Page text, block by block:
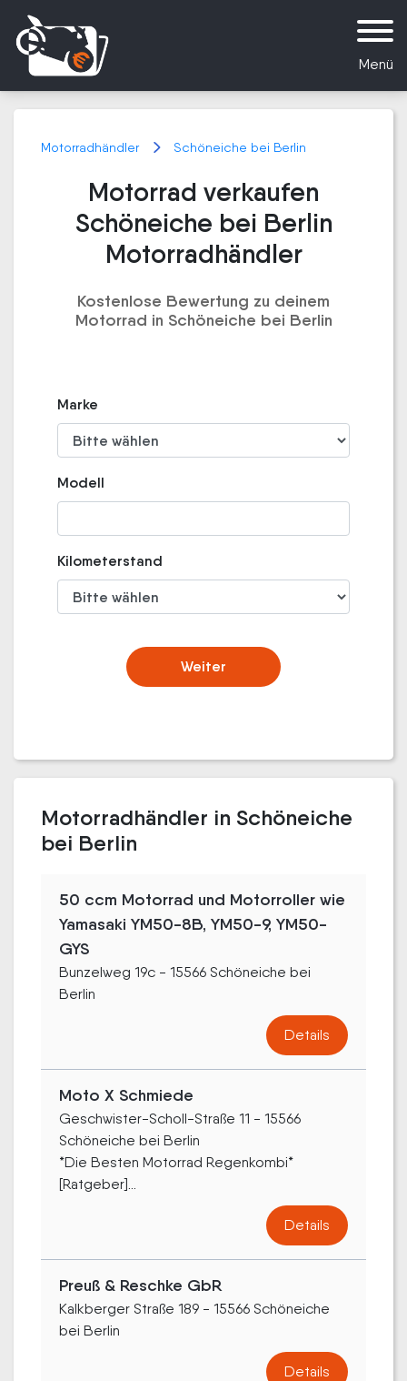
Menü
Motorradhändler Schöneiche bei Berlin
Motorrad verkaufen
Schöneiche bei Berlin
Motorradhändler
Kostenlose Bewertung zu deinem
Motorrad in Schöneiche bei Berlin
Marke
Modell
Kilometerstand
Weiter
Motorradhändler in Schöneiche
bei Berlin
50 ccm Motorrad und Motorroller wie
Yamasaki YM50-8B, YM50-9, YM50-
GYS
Bunzelweg 19c - 15566 Schöneiche bei
Berlin
Details
Moto X Schmiede
Geschwister-Scholl-Straße 11 - 15566
Schöneiche bei Berlin
*Die Besten Motorrad Regenkombi*
[Ratgeber]...
Details
Preuß & Reschke GbR
Kalkberger Straße 189 - 15566 Schöneiche
bei Berlin
Details